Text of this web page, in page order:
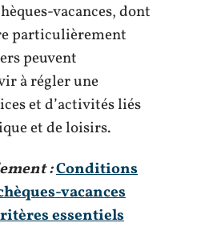
vacances, dont
particulièrement
peuvent
à régler une
et d’activités liés
et de loisirs.
:Conditions
vacances
essentiels